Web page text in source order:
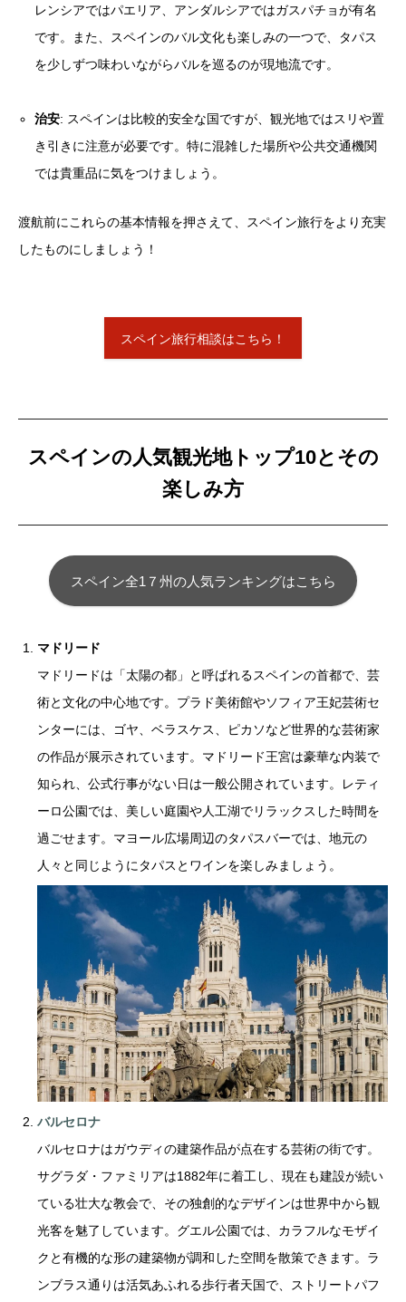
レンシアではパエリア、アンダルシアではガスパチョが有名
です。また、スペインのバル文化も楽しみの一つで、タパス
を少しずつ味わいながらバルを巡るのが現地流です。
治安: スペインは比較的安全な国ですが、観光地ではスリや置
き引きに注意が必要です。特に混雑した場所や公共交通機関
では貴重品に気をつけましょう。
渡航前にこれらの基本情報を押さえて、スペイン旅行をより充実
したものにしましょう！
スペイン旅行相談はこちら！
スペインの人気観光地トップ10とその
楽しみ方
スペイン全1７州の人気ランキングはこちら
マドリード
マドリードは「太陽の都」と呼ばれるスペインの首都で、芸
術と文化の中心地です。プラド美術館やソフィア王妃芸術セ
ンターには、ゴヤ、ベラスケス、ピカソなど世界的な芸術家
の作品が展示されています。マドリード王宮は豪華な内装で
知られ、公式行事がない日は一般公開されています。レティ
ーロ公園では、美しい庭園や人工湖でリラックスした時間を
過ごせます。マヨール広場周辺のタパスバーでは、地元の
人々と同じようにタパスとワインを楽しみましょう。
バルセロナ
バルセロナはガウディの建築作品が点在する芸術の街です。
サグラダ・ファミリアは1882年に着工し、現在も建設が続い
ている壮大な教会で、その独創的なデザインは世界中から観
光客を魅了しています。グエル公園では、カラフルなモザイ
クと有機的な形の建築物が調和した空間を散策できます。ラ
ンブラス通りは活気あふれる歩行者天国で、ストリートパフ